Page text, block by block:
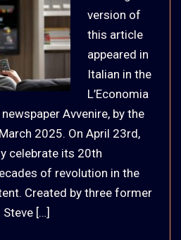
version of
this article
appeared in
Italian in the
L’Economia
Avvenire, by the
2025. On April 23rd,
celebrate its 20th
of revolution in the
Created by three former
[…]